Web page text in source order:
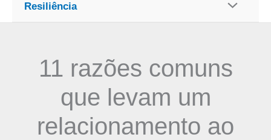
Resiliência
11 razões comuns
que levam um
relacionamento ao